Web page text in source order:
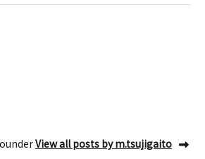
View all posts by m.tsujigaito